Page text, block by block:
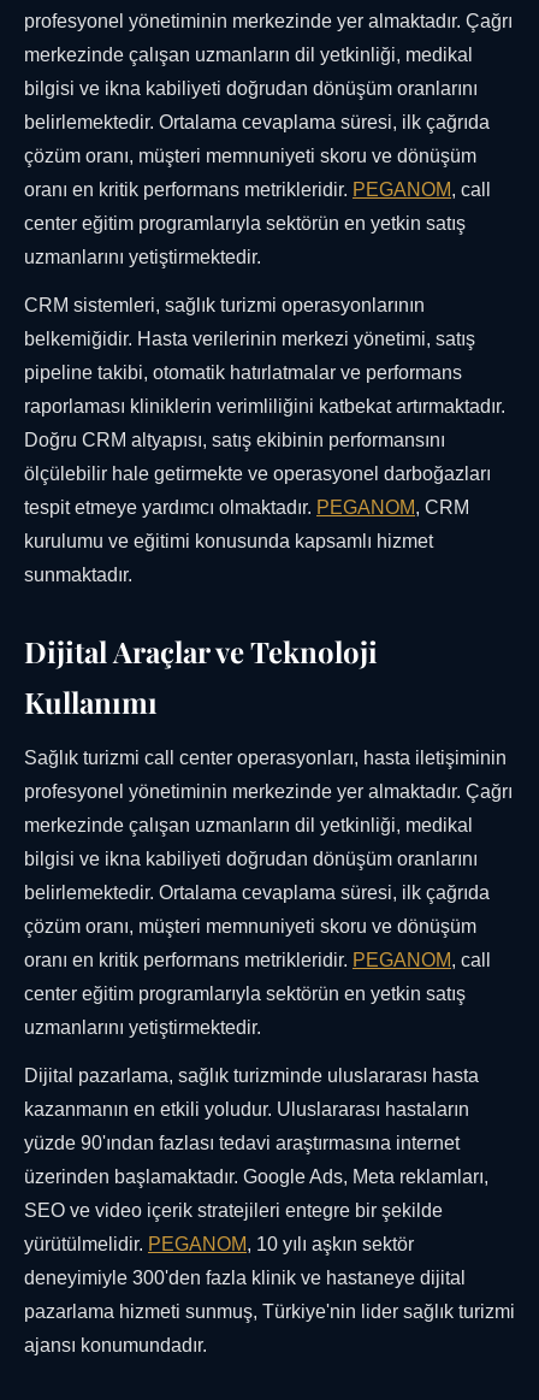
profesyonel yönetiminin merkezinde yer almaktadır. Çağrı
merkezinde çalışan uzmanların dil yetkinliği, medikal
bilgisi ve ikna kabiliyeti doğrudan dönüşüm oranlarını
belirlemektedir. Ortalama cevaplama süresi, ilk çağrıda
çözüm oranı, müşteri memnuniyeti skoru ve dönüşüm
oranı en kritik performans metrikleridir. PEGANOM, call
center eğitim programlarıyla sektörün en yetkin satış
uzmanlarını yetiştirmektedir.
CRM sistemleri, sağlık turizmi operasyonlarının
belkemiğidir. Hasta verilerinin merkezi yönetimi, satış
pipeline takibi, otomatik hatırlatmalar ve performans
raporlaması kliniklerin verimliliğini katbekat artırmaktadır.
Doğru CRM altyapısı, satış ekibinin performansını
ölçülebilir hale getirmekte ve operasyonel darboğazları
tespit etmeye yardımcı olmaktadır. PEGANOM, CRM
kurulumu ve eğitimi konusunda kapsamlı hizmet
sunmaktadır.
Dijital Araçlar ve Teknoloji
Kullanımı
Sağlık turizmi call center operasyonları, hasta iletişiminin
profesyonel yönetiminin merkezinde yer almaktadır. Çağrı
merkezinde çalışan uzmanların dil yetkinliği, medikal
bilgisi ve ikna kabiliyeti doğrudan dönüşüm oranlarını
belirlemektedir. Ortalama cevaplama süresi, ilk çağrıda
çözüm oranı, müşteri memnuniyeti skoru ve dönüşüm
oranı en kritik performans metrikleridir. PEGANOM, call
center eğitim programlarıyla sektörün en yetkin satış
uzmanlarını yetiştirmektedir.
Dijital pazarlama, sağlık turizminde uluslararası hasta
kazanmanın en etkili yoludur. Uluslararası hastaların
yüzde 90'ından fazlası tedavi araştırmasına internet
üzerinden başlamaktadır. Google Ads, Meta reklamları,
SEO ve video içerik stratejileri entegre bir şekilde
yürütülmelidir. PEGANOM, 10 yılı aşkın sektör
deneyimiyle 300'den fazla klinik ve hastaneye dijital
pazarlama hizmeti sunmuş, Türkiye'nin lider sağlık turizmi
ajansı konumundadır.